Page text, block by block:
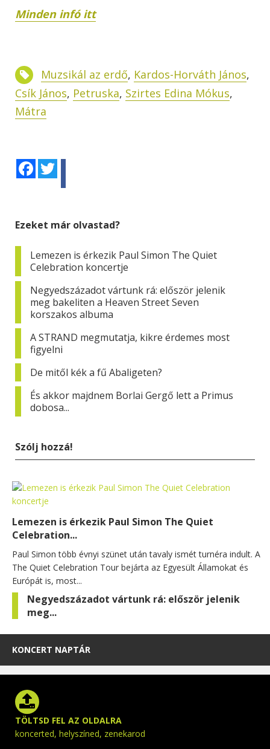
Minden infó itt
Muzsikál az erdő, Kardos-Horváth János,
Csík János, Petruska, Szirtes Edina Mókus,
Mátra
Facebook
Ezeket már olvastad?
Lemezen is érkezik Paul Simon The Quiet
Celebration koncertje
Negyedszázadot vártunk rá: először jelenik
meg bakeliten a Heaven Street Seven
korszakos albuma
A STRAND megmutatja, kikre érdemes most
figyelni
De mitől kék a fű Abaligeten?
És akkor majdnem Borlai Gergő lett a Primus
dobosa...
Szólj hozzá!
Lemezen is érkezik Paul Simon The Quiet
Celebration...
Paul Simon több évnyi szünet után tavaly ismét turnéra indult. A
The Quiet Celebration Tour bejárta az Egyesült Államokat és
Európát is, most...
Negyedszázadot vártunk rá: először jelenik
meg...
KONCERT NAPTÁR
TÖLTSD FEL AZ OLDALRA
koncerted, helyszíned, zenekarod